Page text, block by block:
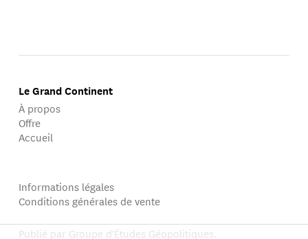
Le Grand Continent
À propos
Offre
Accueil
Informations légales
Conditions générales de vente
Publié par Groupe d'Études Géopolitiques.